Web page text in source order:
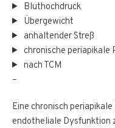
Bluthochdruck
Übergewicht
anhaltender Streß
chronische periapikale
nach TCM
–
Eine chronisch
endotheliale Dysfunktion